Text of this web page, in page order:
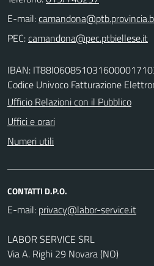
E-mail:
PEC:
IBAN:
Codice Univoco Fatturazione
Ufficio Relazioni con il Pubblico
Uffici e orari
Numeri utili
CONTATTI D.P.O.
E-mail:
LABOR SERVICE SRL
Via A. Righi 29 Novara (NO)